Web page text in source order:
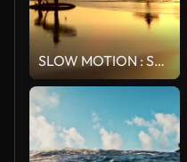
SLOW MOTION : Surf méconnaissable personnes jouissant surf de soirée d’été dans l’océan